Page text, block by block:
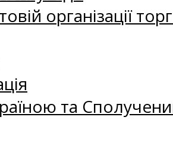
організації
та